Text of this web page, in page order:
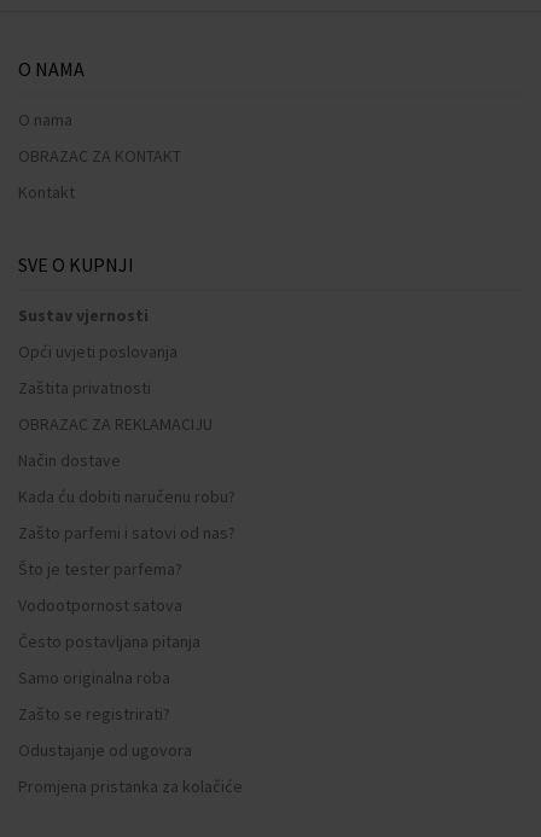
O NAMA
O nama
OBRAZAC ZA KONTAKT
Kontakt
SVE O KUPNJI
Sustav vjernosti
Opći uvjeti poslovanja
Zaštita privatnosti
OBRAZAC ZA REKLAMACIJU
Način dostave
Kada ću dobiti naručenu robu?
Zašto parfemi i satovi od nas?
Što je tester parfema?
Vodootpornost satova
Često postavljana pitanja
Samo originalna roba
Zašto se registrirati?
Odustajanje od ugovora
Promjena pristanka za kolačiće